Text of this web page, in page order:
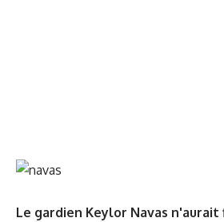
Le gardien Keylor Navas